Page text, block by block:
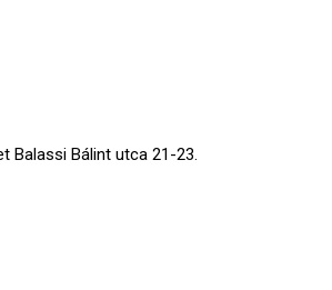
Balassi Bálint utca 21-23.